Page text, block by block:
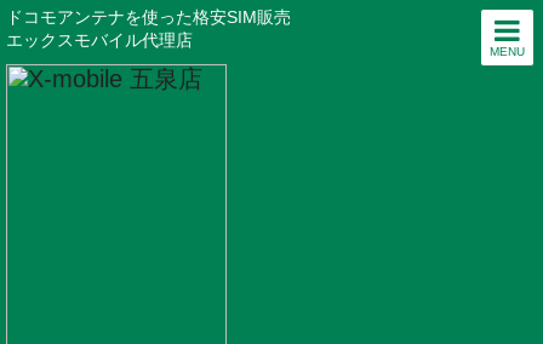
MENU
ドコモアンテナを使った格安SIM販売
エックスモバイル代理店